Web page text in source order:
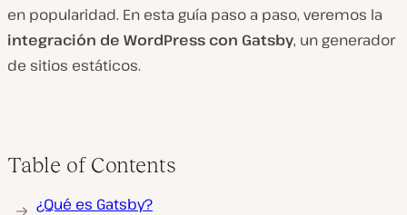
en popularidad. En esta guía paso a paso, veremos la
integración de WordPress con Gatsby, un generador
de sitios estáticos.
Table of Contents
¿Qué es Gatsby?